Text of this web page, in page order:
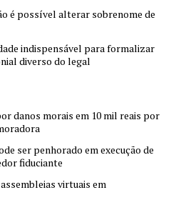
é possível alterar sobrenome de
indispensável para formalizar
diverso do legal
danos morais em 10 mil reais por
ser penhorado em execução de
fiduciante
virtuais em